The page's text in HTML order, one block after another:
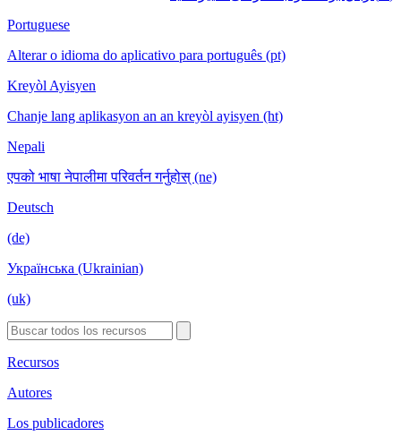
Portuguese
Alterar o idioma do aplicativo para português (pt)
Kreyòl Ayisyen
Chanje lang aplikasyon an an kreyòl ayisyen (ht)
Nepali
एपको भाषा नेपालीमा परिवर्तन गर्नुहोस् (ne)
Deutsch
(de)
Українська (Ukrainian)
(uk)
Recursos
Autores
Los publicadores